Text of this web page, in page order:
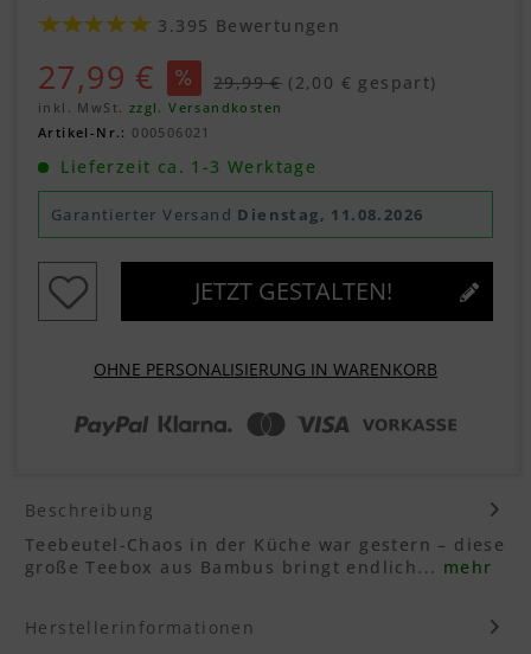
3.395 Bewertungen
27,99 € 29,99 € (2,00 € gespart)
inkl. MwSt. zzgl. Versandkosten
Artikel-Nr.: 000506021
Lieferzeit ca. 1-3 Werktage
Garantierter Versand Dienstag, 11.08.2026
JETZT GESTALTEN!
OHNE PERSONALISIERUNG IN WARENKORB
Beschreibung
Teebeutel-Chaos in der Küche war gestern – diese
große Teebox aus Bambus bringt endlich... mehr
Herstellerinformationen